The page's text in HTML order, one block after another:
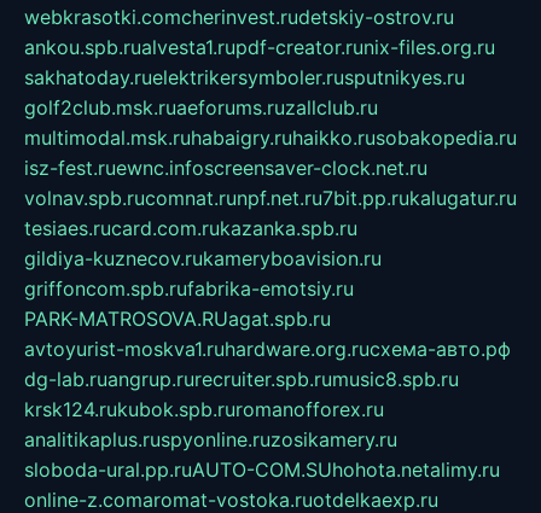
webkrasotki.comcherinvest.rudetskiy-ostrov.ru
ankou.spb.rualvesta1.rupdf-creator.runix-files.org.ru
sakhatoday.ruelektrikersymboler.rusputnikyes.ru
golf2club.msk.ruaeforums.ruzallclub.ru
multimodal.msk.ruhabaigry.ruhaikko.rusobakopedia.ru
isz-fest.ruewnc.infoscreensaver-clock.net.ru
volnav.spb.rucomnat.runpf.net.ru7bit.pp.rukalugatur.ru
tesiaes.rucard.com.rukazanka.spb.ru
gildiya-kuznecov.rukameryboavision.ru
griffoncom.spb.rufabrika-emotsiy.ru
PARK-MATROSOVA.RUagat.spb.ru
avtoyurist-moskva1.ruhardware.org.ruсхема-авто.рф
dg-lab.ruangrup.rurecruiter.spb.rumusic8.spb.ru
krsk124.rukubok.spb.ruromanofforex.ru
analitikaplus.ruspyonline.ruzosikamery.ru
sloboda-ural.pp.ruAUTO-COM.SUhohota.netalimy.ru
online-z.comaromat-vostoka.ruotdelkaexp.ru